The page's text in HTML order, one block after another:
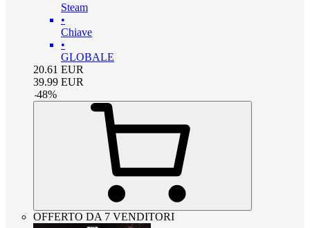
Steam
•
Chiave
•
GLOBALE
20.61 EUR
39.99 EUR
-48%
OFFERTO DA 7 VENDITORI